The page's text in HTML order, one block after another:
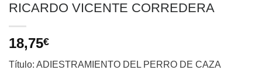
RICARDO VICENTE CORREDERA
18,75€
Título: ADIESTRAMIENTO DEL PERRO DE CAZA